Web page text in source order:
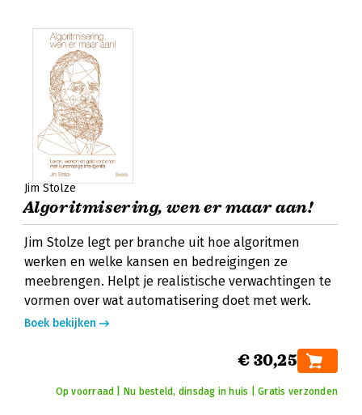
Jim Stolze
Algoritmisering, wen er maar aan!
Jim Stolze legt per branche uit hoe algoritmen
werken en welke kansen en bedreigingen ze
meebrengen. Helpt je realistische verwachtingen te
vormen over wat automatisering doet met werk.
Boek bekijken
€ 30,25
Op voorraad | Nu besteld, dinsdag in huis | Gratis verzonden